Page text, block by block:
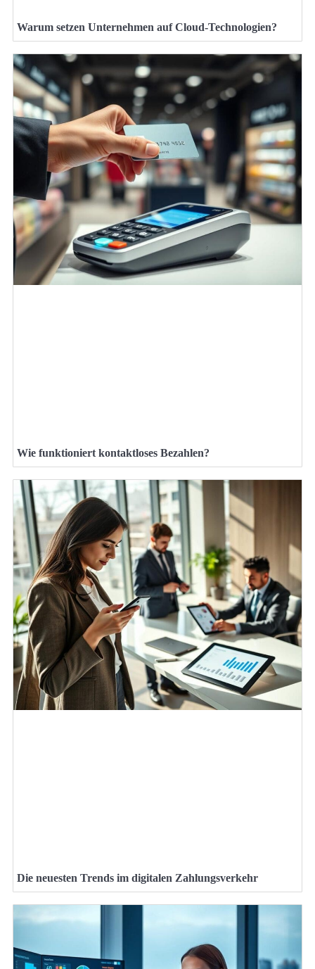
Warum setzen Unternehmen auf Cloud-Technologien?
Wie funktioniert kontaktloses Bezahlen?
Die neuesten Trends im digitalen Zahlungsverkehr